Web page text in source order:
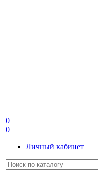
0
0
Личный кабинет